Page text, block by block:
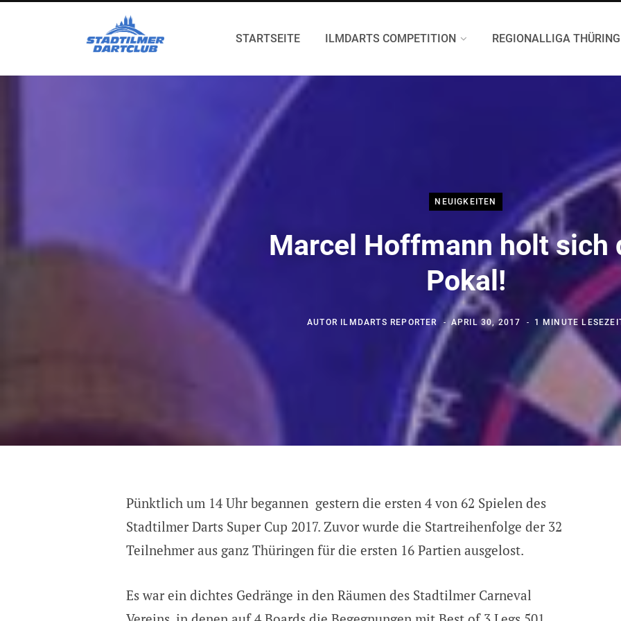
STARTSEITE ILMDARTS COMPETITION REGIONALLIGA
NEUIGKEITEN
Marcel Hoffmann holt sich
Pokal!
AUTOR ILMDARTS REPORTER APRIL 30, 2017 1 MINUTE
Pünktlich um 14 Uhr begannen gestern die ersten 4 von 62 Spielen des
Stadtilmer Darts Super Cup 2017. Zuvor wurde die Startreihenfolge der 32
Teilnehmer aus ganz Thüringen für die ersten 16 Partien ausgelost.
Es war ein dichtes Gedränge in den Räumen des Stadtilmer Carneval